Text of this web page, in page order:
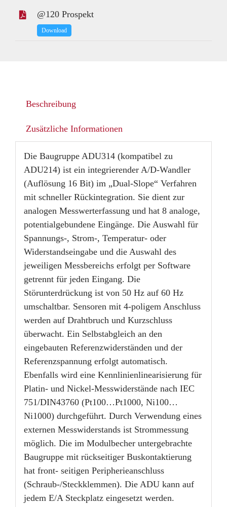
@120 Prospekt
Download
Beschreibung
Zusätzliche Informationen
Die Baugruppe ADU314 (kompatibel zu
ADU214) ist ein integrierender A/D-Wandler
(Auflösung 16 Bit) im „Dual-Slope“ Verfahren
mit schneller Rückintegration. Sie dient zur
analogen Messwerterfassung und hat 8 analoge,
potentialgebundene Eingänge. Die Auswahl für
Spannungs-, Strom-, Temperatur- oder
Widerstandseingabe und die Auswahl des
jeweiligen Messbereichs erfolgt per Software
getrennt für jeden Eingang. Die
Störunterdrückung ist von 50 Hz auf 60 Hz
umschaltbar. Sensoren mit 4-poligem Anschluss
werden auf Drahtbruch und Kurzschluss
überwacht. Ein Selbstabgleich an den
eingebauten Referenzwiderständen und der
Referenzspannung erfolgt automatisch.
Ebenfalls wird eine Kennlinienlinearisierung für
Platin- und Nickel-Messwiderstände nach IEC
751/DIN43760 (Pt100…Pt1000, Ni100…
Ni1000) durchgeführt. Durch Verwendung eines
externen Messwiderstands ist Strommessung
möglich. Die im Modulbecher untergebrachte
Baugruppe mit rückseitiger Buskontaktierung
hat front- seitigen Peripherieanschluss
(Schraub-/Steckklemmen). Die ADU kann auf
jedem E/A Steckplatz eingesetzt werden.